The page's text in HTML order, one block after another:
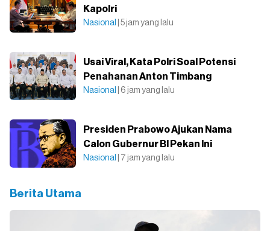
Kapolri
Nasional | 5 jam yang lalu
Usai Viral, Kata Polri Soal Potensi
Penahanan Anton Timbang
Nasional | 6 jam yang lalu
Presiden Prabowo Ajukan Nama
Calon Gubernur BI Pekan Ini
Nasional | 7 jam yang lalu
Berita Utama